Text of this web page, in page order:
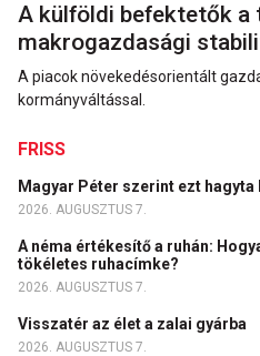
A külföldi befektetők a
makrogazdasági
A piacok növekedésorientált
kormányváltással.
FRISS
Magyar Péter szerint ezt
2026. AUGUSZTUS 7.
A néma értékesítő a ruhán:
tökéletes ruhacímke?
2026. AUGUSZTUS 7.
Visszatér az élet a zalai gyárba
2026. AUGUSZTUS 7.